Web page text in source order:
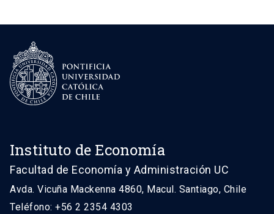
Instituto de Economía
Facultad de Economía y Administración UC
Avda. Vicuña Mackenna 4860, Macul. Santiago, Chile
Teléfono: +56 2 2354 4303